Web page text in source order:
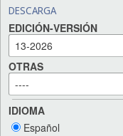
DESCARGA
EDICIÓN-VERSIÓN
OTRAS
IDIOMA
Español